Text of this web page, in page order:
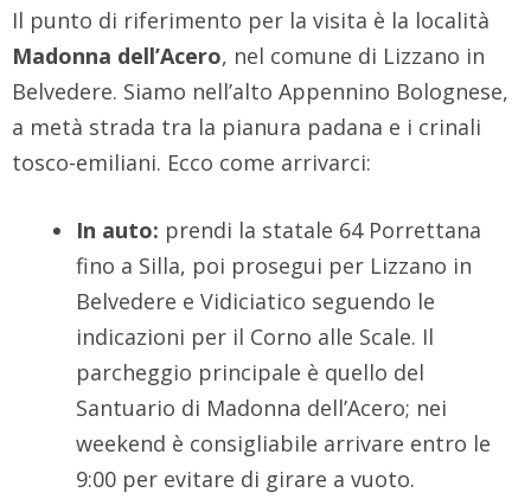
Il punto di riferimento per la visita è la località
Madonna dell’Acero, nel comune di Lizzano in
Belvedere. Siamo nell’alto Appennino Bolognese,
a metà strada tra la pianura padana e i crinali
tosco-emiliani. Ecco come arrivarci:
In auto: prendi la statale 64 Porrettana
fino a Silla, poi prosegui per Lizzano in
Belvedere e Vidiciatico seguendo le
indicazioni per il Corno alle Scale. Il
parcheggio principale è quello del
Santuario di Madonna dell’Acero; nei
weekend è consigliabile arrivare entro le
9:00 per evitare di girare a vuoto.